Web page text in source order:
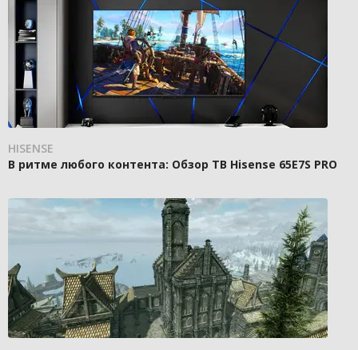
HISENSE
В ритме любого контента: Обзор ТВ Hisense 65E7S PRO